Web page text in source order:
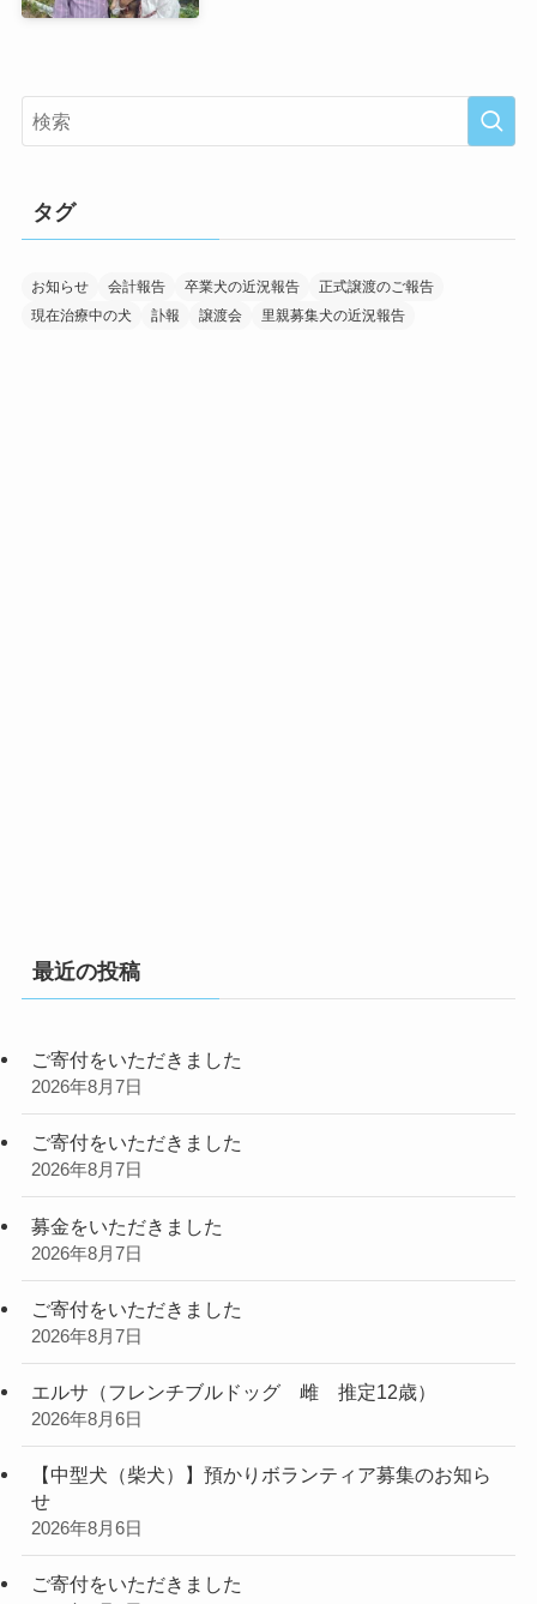
タグ
お知らせ 会計報告 卒業犬の近況報告
正式譲渡のご報告
現在治療中の犬
訃報 譲渡会 里親募集犬の近況報告
最近の投稿
ご寄付をいただきました
2026年8月7日
ご寄付をいただきました
2026年8月7日
募金をいただきました
2026年8月7日
ご寄付をいただきました
2026年8月7日
エルサ（フレンチブルドッグ 雌 推定12歳）
2026年8月6日
【中型犬（柴犬）】預かりボランティア募集のお知ら
せ
2026年8月6日
ご寄付をいただきました